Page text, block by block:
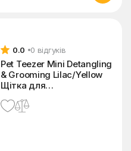
0.0 0 відгуків
Pet Teezer Mini Detangling
& Grooming Lilac/Yellow
Щітка для
собак